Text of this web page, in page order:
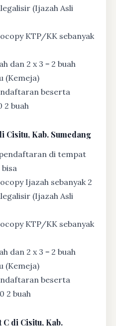
(Ijazah Asli
KTP/KK sebanyak
dan 2 x 3 = 2 buah
(Kemeja)
beserta
2 buah
Cisitu, Kab. Sumedang
di tempat
Ijazah sebanyak 2
(Ijazah Asli
KTP/KK sebanyak
dan 2 x 3 = 2 buah
(Kemeja)
beserta
2 buah
C di Cisitu, Kab.